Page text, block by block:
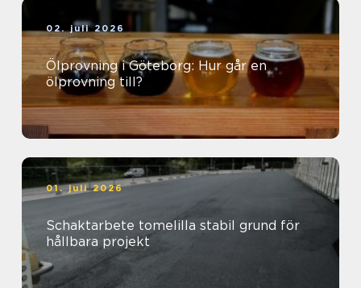
02. juli 2026
Ölprovning i Göteborg: Hur går en
ölprovning till?
01. juli 2026
Schaktarbete tomelilla stabil grund för
hållbara projekt